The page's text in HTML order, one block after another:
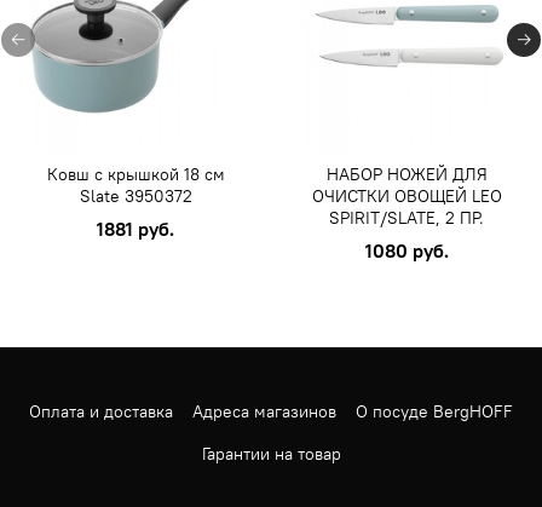
Ковш с крышкой 18 см
Slate 3950372
1881 руб.
НАБОР НОЖЕЙ ДЛЯ
ОЧИСТКИ ОВОЩЕЙ LEO
SPIRIT/SLATE, 2 ПР.
1080 руб.
Оплата и доставка Адреса магазинов
О посуде BergHOFF
Гарантии на товар